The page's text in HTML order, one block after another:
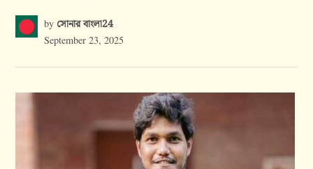
by সোনার বাংলা24
September 23, 2025